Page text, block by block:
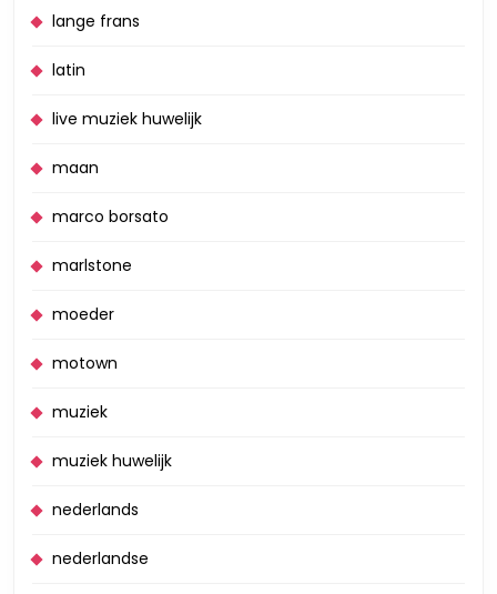
lange frans
latin
live muziek huwelijk
maan
marco borsato
marlstone
moeder
motown
muziek
muziek huwelijk
nederlands
nederlandse